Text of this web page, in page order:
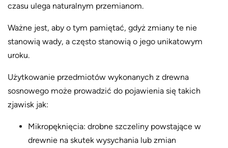
czasu ulega naturalnym przemianom.
Ważne jest, aby o tym pamiętać, gdyż zmiany te nie
stanowią wady, a często stanowią o jego unikatowym
uroku.
Użytkowanie przedmiotów wykonanych z drewna
sosnowego może prowadzić do pojawienia się takich
zjawisk jak:
Mikropęknięcia: drobne szczeliny powstające w
drewnie na skutek wysychania lub zmian